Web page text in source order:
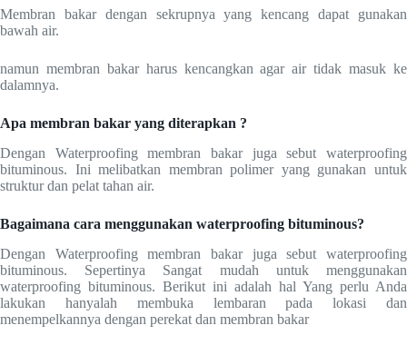
Membran bakar dengan sekrupnya yang kencang dapat gunakan
bawah air.
namun membran bakar harus kencangkan agar air tidak masuk ke
dalamnya.
Apa membran bakar yang diterapkan ?
Dengan Waterproofing membran bakar juga sebut waterproofing
bituminous. Ini melibatkan membran polimer yang gunakan untuk
struktur dan pelat tahan air.
Bagaimana cara menggunakan waterproofing bituminous?
Dengan Waterproofing membran bakar juga sebut waterproofing
bituminous. Sepertinya Sangat mudah untuk menggunakan
waterproofing bituminous. Berikut ini adalah hal Yang perlu Anda
lakukan hanyalah membuka lembaran pada lokasi dan
menempelkannya dengan perekat dan membran bakar